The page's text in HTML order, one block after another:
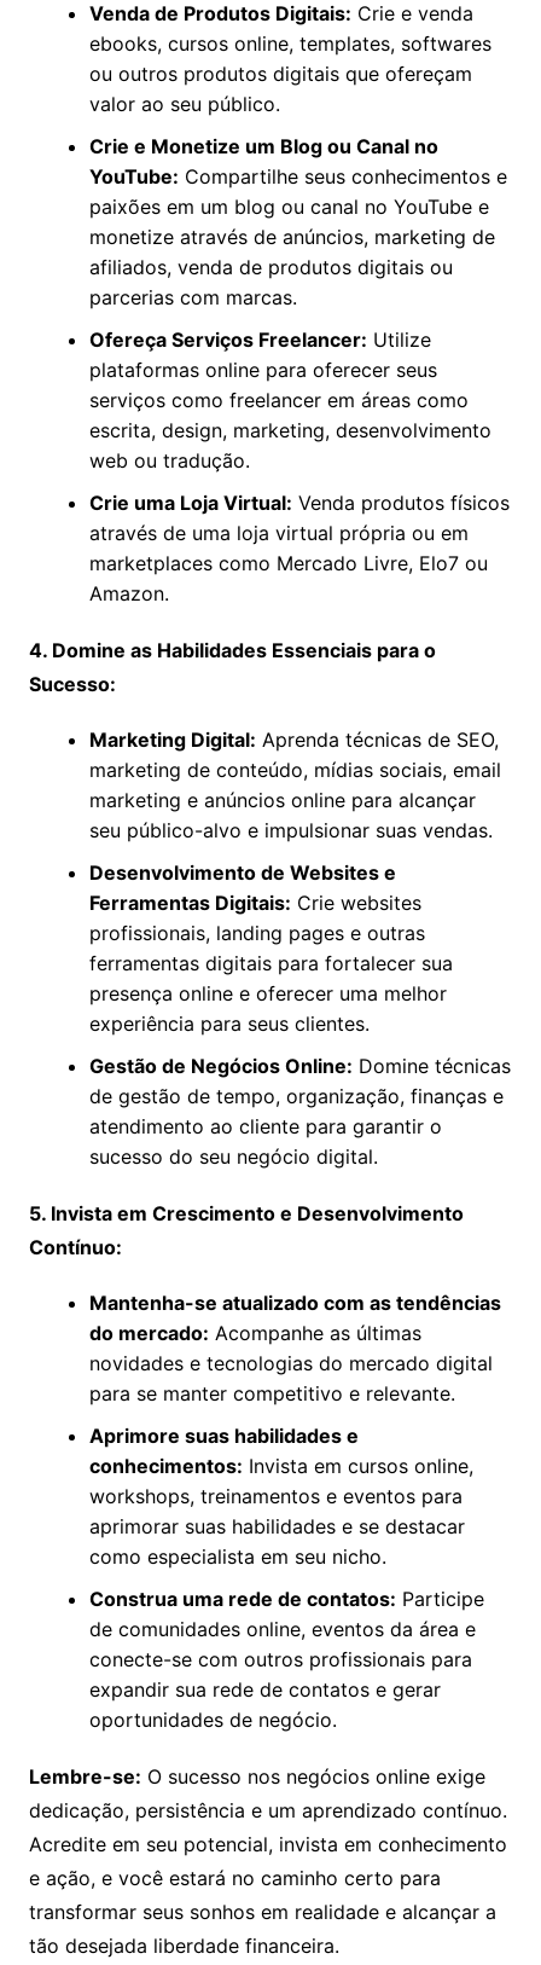
Venda de Produtos Digitais: Crie e venda
ebooks, cursos online, templates, softwares
ou outros produtos digitais que ofereçam
valor ao seu público.
Crie e Monetize um Blog ou Canal no
YouTube: Compartilhe seus conhecimentos e
paixões em um blog ou canal no YouTube e
monetize através de anúncios, marketing de
afiliados, venda de produtos digitais ou
parcerias com marcas.
Ofereça Serviços Freelancer: Utilize
plataformas online para oferecer seus
serviços como freelancer em áreas como
escrita, design, marketing, desenvolvimento
web ou tradução.
Crie uma Loja Virtual: Venda produtos físicos
através de uma loja virtual própria ou em
marketplaces como Mercado Livre, Elo7 ou
Amazon.
4. Domine as Habilidades Essenciais para o
Sucesso:
Marketing Digital: Aprenda técnicas de SEO,
marketing de conteúdo, mídias sociais, email
marketing e anúncios online para alcançar
seu público-alvo e impulsionar suas vendas.
Desenvolvimento de Websites e
Ferramentas Digitais: Crie websites
profissionais, landing pages e outras
ferramentas digitais para fortalecer sua
presença online e oferecer uma melhor
experiência para seus clientes.
Gestão de Negócios Online: Domine técnicas
de gestão de tempo, organização, finanças e
atendimento ao cliente para garantir o
sucesso do seu negócio digital.
5. Invista em Crescimento e Desenvolvimento
Contínuo:
Mantenha-se atualizado com as tendências
do mercado: Acompanhe as últimas
novidades e tecnologias do mercado digital
para se manter competitivo e relevante.
Aprimore suas habilidades e
conhecimentos: Invista em cursos online,
workshops, treinamentos e eventos para
aprimorar suas habilidades e se destacar
como especialista em seu nicho.
Construa uma rede de contatos: Participe
de comunidades online, eventos da área e
conecte-se com outros profissionais para
expandir sua rede de contatos e gerar
oportunidades de negócio.
Lembre-se: O sucesso nos negócios online exige
dedicação, persistência e um aprendizado contínuo.
Acredite em seu potencial, invista em conhecimento
e ação, e você estará no caminho certo para
transformar seus sonhos em realidade e alcançar a
tão desejada liberdade financeira.